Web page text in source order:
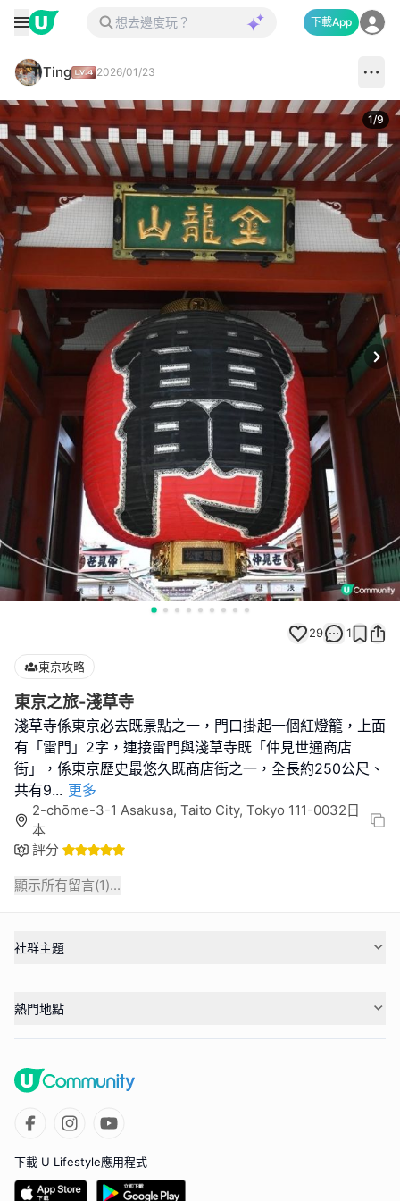
下載App
Ting 2026/01/23
1/9
29 1
東京攻略
東京之旅-淺草寺
淺草寺係東京必去既景點之一，門口掛起一個紅燈籠，上面
有「雷門」2字，連接雷門與淺草寺既「仲見世通商店
街」，係東京歷史最悠久既商店街之一，全長約250公尺、
共有9... 更多
2-chōme-3-1 Asakusa, Taito City, Tokyo 111-0032日
本
評分
顯示所有留言(1)...
社群主題
熱門地點
下載 U Lifestyle應用程式